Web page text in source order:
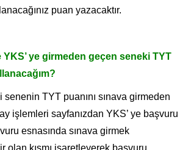
puan yazacaktır.
ye girmeden geçen seneki TYT
senenin TYT puanını sınava girmeden
işlemleri sayfanızdan YKS’ ye başvuru
esnasında sınava girmek
olan kısmı işaretleyerek başvuru